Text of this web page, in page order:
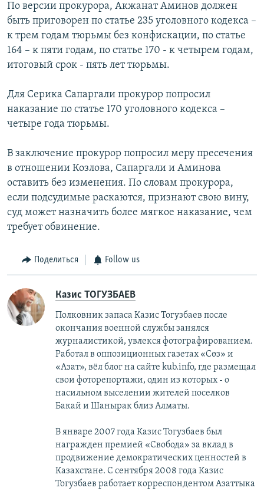
По версии прокурора, Акжанат Аминов должен
быть приговорен по статье 235 уголовного кодекса –
к трем годам тюрьмы без конфискации, по статье
164 – к пяти годам, по статье 170 - к четырем годам,
итоговый срок - пять лет тюрьмы.
Для Серика Сапаргали прокурор попросил
наказание по статье 170 уголовного кодекса –
четыре года тюрьмы.
В заключение прокурор попросил меру пресечения
в отношении Козлова, Сапаргали и Аминова
оставить без изменения. По словам прокурора,
если подсудимые раскаются, признают свою вину,
суд может назначить более мягкое наказание, чем
требует обвинение.
Поделиться Follow us
Казис ТОГУЗБАЕВ
Полковник запаса Казис Тогузбаев после
окончания военной службы занялся
журналистикой, увлекся фотографированием.
Работал в оппозиционных газетах «Сөз» и
«Азат», вёл блог на сайте kub.info, где размещал
свои фоторепортажи, один из которых - о
насильном выселении жителей поселков
Бакай и Шанырак близ Алматы.
В январе 2007 года Казис Тогузбаев был
награжден премией «Свобода» за вклад в
продвижение демократических ценностей в
Казахстане. С сентября 2008 года Казис
Тогузбаев работает корреспондентом Азаттыка